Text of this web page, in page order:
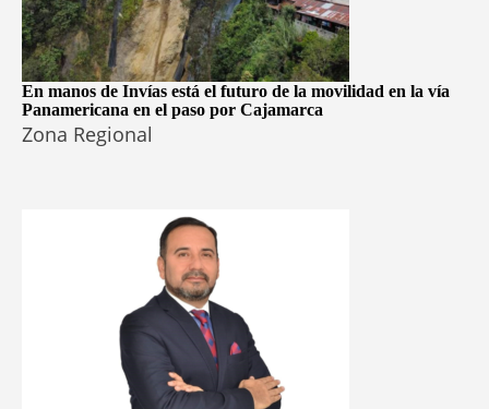
En manos de Invías está el futuro de la movilidad en la vía
Panamericana en el paso por Cajamarca
Zona Regional